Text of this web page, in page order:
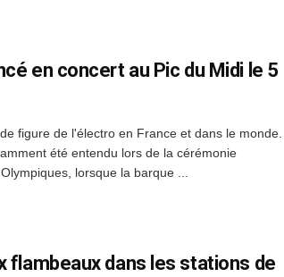
en concert au Pic du Midi le 5
figure de l'électro en France et dans le monde.
été entendu lors de la cérémonie
lorsque la barque ...
flambeaux dans les stations de